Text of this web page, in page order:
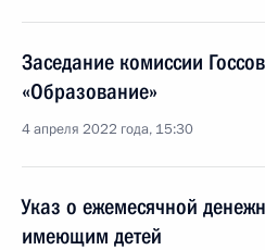
Заседание комиссии
«Образование»
4 апреля 2022 года, 15:30
Указ о ежемесячной
имеющим детей